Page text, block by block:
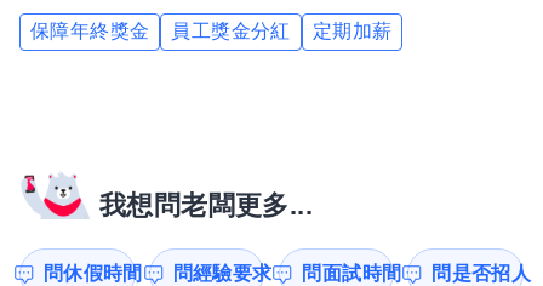
保障年終獎金 員工獎金分紅 定期加薪
我想問老闆更多...
問休假時間 問經驗要求 問面試時間 問是否招人